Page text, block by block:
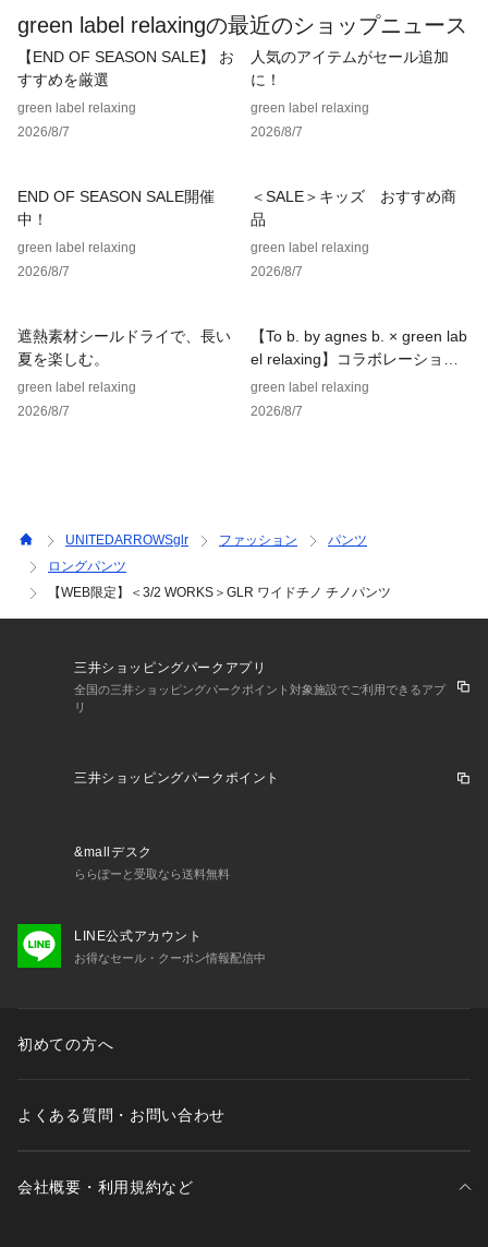
です。
足元はスニーカーでもレザーシューズでも◎。
裾幅が広めにとってあるので、ボリューム感のあるシューズ合
============================
伸縮：なし
光沢感：なし
============================
クウエアを手がけるブランド。
長年Pro-Useの作業着を手がけてきたプロダクトチームのSec.
3 Dept.2がリリースする本格Work-Wear。
骨太で伝統有る素材とデザインをアップデートしたアイテムを
す場合は、使用前に必ずご確認ください。
り、実際の色味と異なって見える場合がございます。あらかじ
めご了承ください。
※商品の色味の目安は、商品単体の画像をご参照ください。
お問い合わせの際は、ユナイテッドアローズ　カスタマーサー
ビスデスクまで下記の品名/品番をお申し付け下さい。
品名：SC★★32WKS GLR W/CHINO 品番：32145000004
green label relaxingの最近のショップニュース
【END OF SEASON SALE】 お
すすめを厳選
green label relaxing
2026/8/7
人気のアイテムがセール追加
に！
green label relaxing
2026/8/7
END OF SEASON SALE開催
中！
green label relaxing
2026/8/7
＜SALE＞キッズ おすすめ商
品
green label relaxing
2026/8/7
遮熱素材シールドライで、長い
夏を楽しむ。
green label relaxing
2026/8/7
【To b. by agnes b. × green lab
el relaxing】コラボレーション
アイテム
green label relaxing
2026/8/7
UNITEDARROWSglr ファッション
パンツ
ロングパンツ
【WEB限定】＜3/2 WORKS＞GLR ワイドチノ チノパンツ
三井ショッピングパークアプリ
全国の三井ショッピングパークポイント対象施設でご利用できるアプ
リ
三井ショッピングパークポイント
&mallデスク
ららぽーと受取なら送料無料
LINE公式アカウント
お得なセール・クーポン情報配信中
初めての方へ
よくある質問・お問い合わせ
会社概要・利用規約など